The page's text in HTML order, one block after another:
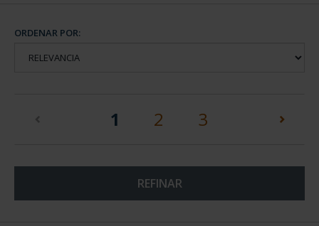
ORDENAR POR:
1 (current)
2 3
REFINAR